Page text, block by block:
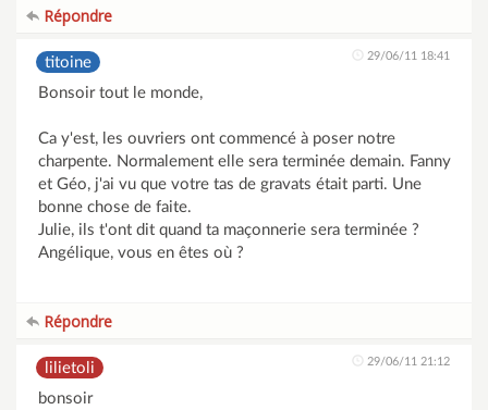
Répondre
titoine 29/06/11 18:41
Bonsoir tout le monde,
Ca y'est, les ouvriers ont commencé à poser notre
charpente. Normalement elle sera terminée demain. Fanny
et Géo, j'ai vu que votre tas de gravats était parti. Une
bonne chose de faite.
Julie, ils t'ont dit quand ta maçonnerie sera terminée ?
Angélique, vous en êtes où ?
Répondre
lilietoli 29/06/11 21:12
bonsoir